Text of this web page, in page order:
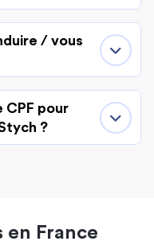
/ vous
CPF pour
?
en France